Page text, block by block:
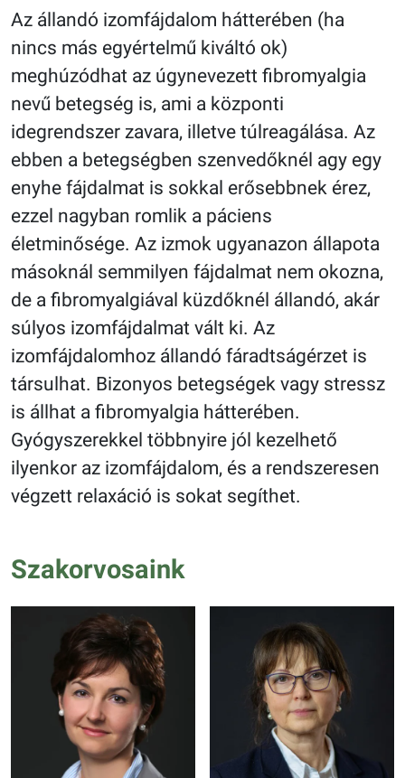
Az állandó izomfájdalom hátterében (ha
nincs más egyértelmű kiváltó ok)
meghúzódhat az úgynevezett fibromyalgia
nevű betegség is, ami a központi
idegrendszer zavara, illetve túlreagálása. Az
ebben a betegségben szenvedőknél agy egy
enyhe fájdalmat is sokkal erősebbnek érez,
ezzel nagyban romlik a páciens
életminősége. Az izmok ugyanazon állapota
másoknál semmilyen fájdalmat nem okozna,
de a fibromyalgiával küzdőknél állandó, akár
súlyos izomfájdalmat vált ki. Az
izomfájdalomhoz állandó fáradtságérzet is
társulhat. Bizonyos betegségek vagy stressz
is állhat a fibromyalgia hátterében.
Gyógyszerekkel többnyire jól kezelhető
ilyenkor az izomfájdalom, és a rendszeresen
végzett relaxáció is sokat segíthet.
Szakorvosaink